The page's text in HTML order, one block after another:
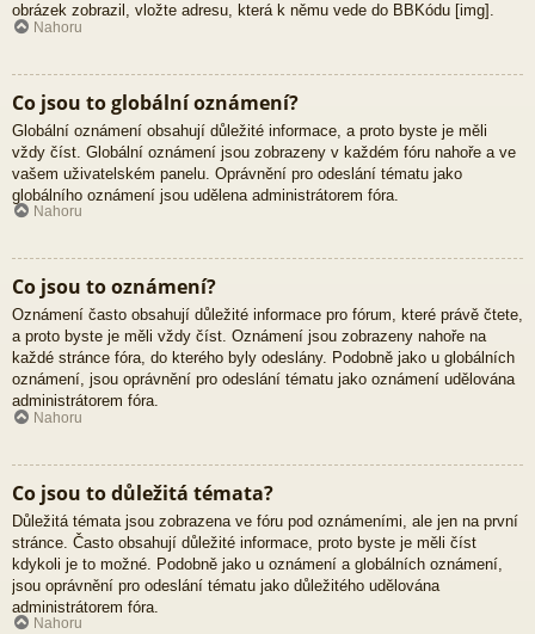
obrázek zobrazil, vložte adresu, která k němu vede do BBKódu [img].
Nahoru
Co jsou to globální oznámení?
Globální oznámení obsahují důležité informace, a proto byste je měli
vždy číst. Globální oznámení jsou zobrazeny v každém fóru nahoře a ve
vašem uživatelském panelu. Oprávnění pro odeslání tématu jako
globálního oznámení jsou udělena administrátorem fóra.
Nahoru
Co jsou to oznámení?
Oznámení často obsahují důležité informace pro fórum, které právě čtete,
a proto byste je měli vždy číst. Oznámení jsou zobrazeny nahoře na
každé stránce fóra, do kterého byly odeslány. Podobně jako u globálních
oznámení, jsou oprávnění pro odeslání tématu jako oznámení udělována
administrátorem fóra.
Nahoru
Co jsou to důležitá témata?
Důležitá témata jsou zobrazena ve fóru pod oznámeními, ale jen na první
stránce. Často obsahují důležité informace, proto byste je měli číst
kdykoli je to možné. Podobně jako u oznámení a globálních oznámení,
jsou oprávnění pro odeslání tématu jako důležitého udělována
administrátorem fóra.
Nahoru